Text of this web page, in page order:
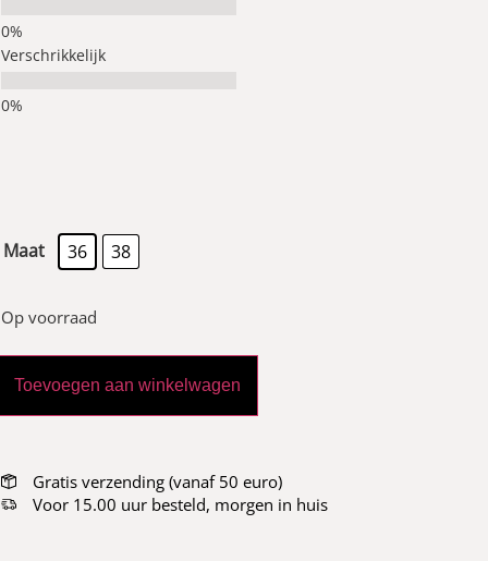
Verschrikkelijk
Maat 36 38
Op voorraad
Toevoegen aan winkelwagen
Gratis verzending (vanaf 50 euro)
Voor 15.00 uur besteld, morgen in huis